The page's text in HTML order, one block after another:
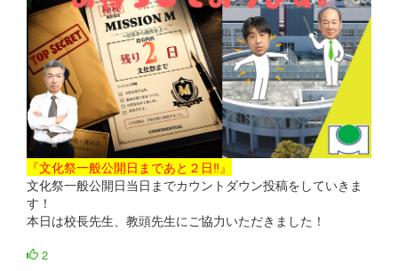
『文化祭一般公開日まであと２日‼』
文化祭一般公開日当日までカウントダウン投稿をしていきま
す！
本日は校長先生、教頭先生にご協力いただきました！
2